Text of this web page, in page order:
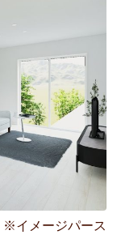
※イメージパース